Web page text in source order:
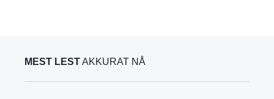
MEST LESTAKKURAT NÅ